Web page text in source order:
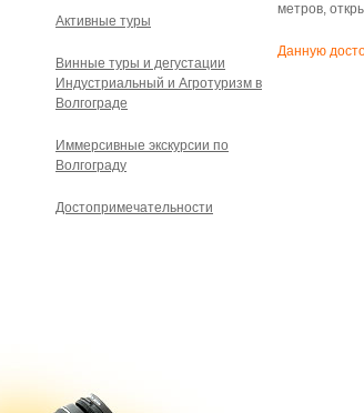
метров,
Данную
Активные туры
Винные туры и дегустации
Индустриальный и Агротуризм в
Волгограде
Иммерсивные экскурсии по
Волгограду
Достопримечательности